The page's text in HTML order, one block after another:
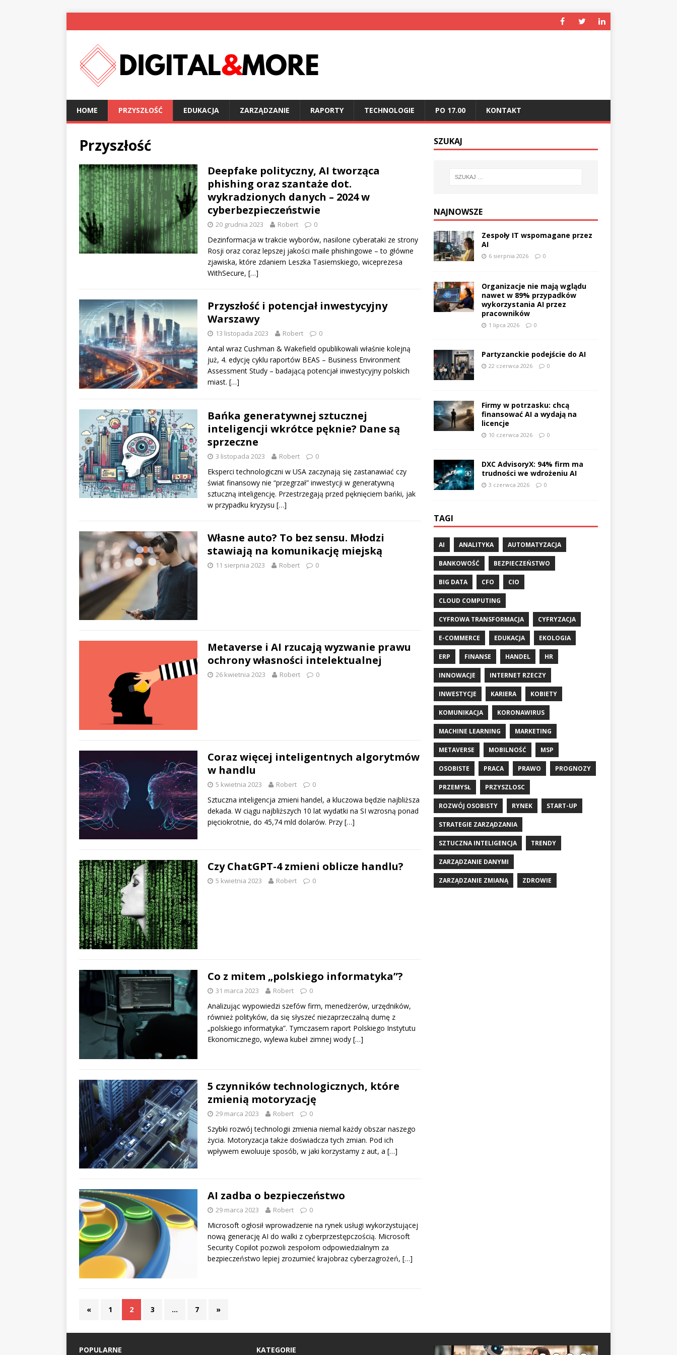
HOME PRZYSZŁOŚĆ EDUKACJA ZARZĄDZANIE RAPORTY TECHNOLOGIE PO 17.00 KONTAKT
Przyszłość
Deepfake polityczny, AI tworząca
phishing oraz szantaże dot.
wykradzionych danych – 2024 w
cyberbezpieczeństwie
20 grudnia 2023 Robert 0
Dezinformacja w trakcie wyborów, nasilone cyberataki ze strony
Rosji oraz coraz lepszej jakości maile phishingowe – to główne
zjawiska, które zdaniem Leszka Tasiemskiego, wiceprezesa
WithSecure, […]
Przyszłość i potencjał inwestycyjny
Warszawy
13 listopada 2023 Robert 0
Antal wraz Cushman & Wakefield opublikowali właśnie kolejną
już, 4. edycję cyklu raportów BEAS – Business Environment
Assessment Study – badającą potencjał inwestycyjny polskich
miast. […]
Bańka generatywnej sztucznej
inteligencji wkrótce pęknie? Dane są
sprzeczne
3 listopada 2023 Robert 0
Eksperci technologiczni w USA zaczynają się zastanawiać czy
świat finansowy nie “przegrzał” inwestycji w generatywną
sztuczną inteligencję. Przestrzegają przed pęknięciem bańki, jak
w przypadku kryzysu […]
Własne auto? To bez sensu. Młodzi
stawiają na komunikację miejską
11 sierpnia 2023 Robert 0
Metaverse i AI rzucają wyzwanie prawu
ochrony własności intelektualnej
26 kwietnia 2023 Robert 0
Coraz więcej inteligentnych algorytmów
w handlu
5 kwietnia 2023 Robert 0
Sztuczna inteligencja zmieni handel, a kluczowa będzie najbliższa
dekada. W ciągu najbliższych 10 lat wydatki na SI wzrosną ponad
pięciokrotnie, do 45,74 mld dolarów. Przy […]
Czy ChatGPT-4 zmieni oblicze handlu?
5 kwietnia 2023 Robert 0
Co z mitem „polskiego informatyka”?
31 marca 2023 Robert 0
Analizując wypowiedzi szefów firm, menedżerów, urzędników,
również polityków, da się słyszeć niezaprzeczalną dumę z
„polskiego informatyka”. Tymczasem raport Polskiego Instytutu
Ekonomicznego, wylewa kubeł zimnej wody […]
5 czynników technologicznych, które
zmienią motoryzację
29 marca 2023 Robert 0
Szybki rozwój technologii zmienia niemal każdy obszar naszego
życia. Motoryzacja także doświadcza tych zmian. Pod ich
wpływem ewoluuje sposób, w jaki korzystamy z aut, a […]
AI zadba o bezpieczeństwo
29 marca 2023 Robert 0
Microsoft ogłosił wprowadzenie na rynek usługi wykorzystującej
nową generację AI do walki z cyberprzestępczością. Microsoft
Security Copilot pozwoli zespołom odpowiedzialnym za
bezpieczeństwo lepiej zrozumieć krajobraz cyberzagrożeń, […]
« 1 2 3 … 7 »
SZUKAJ
NAJNOWSZE
Zespoły IT wspomagane przez
AI
6 sierpnia 2026 0
Organizacje nie mają wglądu
nawet w 89% przypadków
wykorzystania AI przez
pracowników
1 lipca 2026 0
Partyzanckie podejście do AI
22 czerwca 2026 0
Firmy w potrzasku: chcą
finansować AI a wydają na
licencje
10 czerwca 2026 0
DXC AdvisoryX: 94% firm ma
trudności we wdrożeniu AI
3 czerwca 2026 0
TAGI
AI ANALITYKA AUTOMATYZACJA
BANKOWOŚĆ BEZPIECZEŃSTWO
BIG DATA CFO CIO
CLOUD COMPUTING
CYFROWA TRANSFORMACJA CYFRYZACJA
E-COMMERCE EDUKACJA EKOLOGIA
ERP FINANSE HANDEL HR
INNOWACJE INTERNET RZECZY
INWESTYCJE KARIERA KOBIETY
KOMUNIKACJA KORONAWIRUS
MACHINE LEARNING MARKETING
METAVERSE MOBILNOŚĆ MSP
OSOBISTE PRACA PRAWO PROGNOZY
PRZEMYSŁ PRZYSZLOSC
ROZWÓJ OSOBISTY RYNEK START-UP
STRATEGIE ZARZĄDZANIA
SZTUCZNA INTELIGENCJA TRENDY
ZARZĄDZANIE DANYMI
ZARZĄDZANIE ZMIANĄ ZDROWIE
POPULARNE KATEGORIE